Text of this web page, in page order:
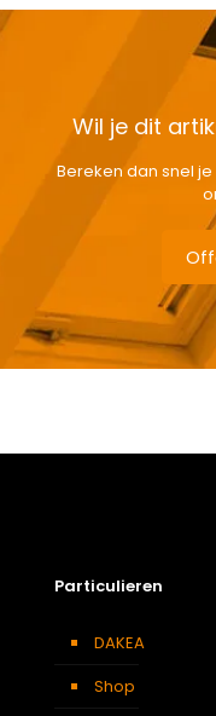
Wil je dit
Bereken dan snel
Particulieren
DAKEA
Shop